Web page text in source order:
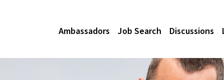
Ambassadors Job Search Discussions